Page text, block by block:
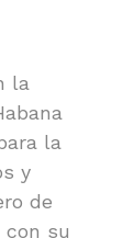
la
la
y
de
su